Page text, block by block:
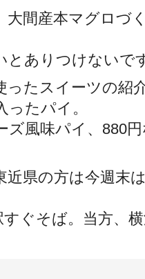
間産本マグロづ
とありつけないで
ったスイーツの紹
たパイ。
ズ風味パイ、880
近県の方は今週
ぐそば。当方、